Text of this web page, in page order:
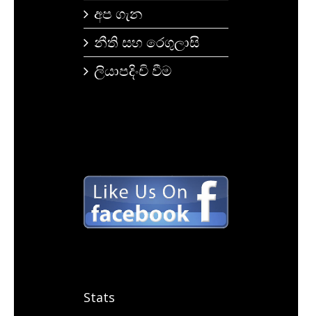
අප ගැන
නීති සහ රෙගුලාසි
ලියාපදිංචි වීම
Stats